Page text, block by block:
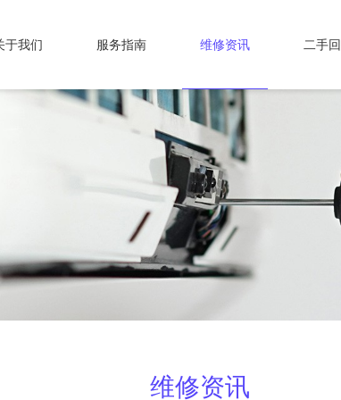
于我们 服务指南 维修资讯 二手
维修资讯